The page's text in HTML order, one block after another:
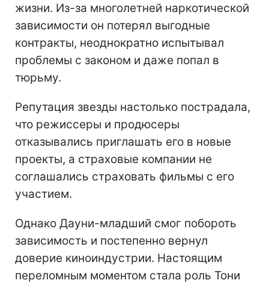
жизни. Из-за многолетней наркотической
зависимости он потерял выгодные
контракты, неоднократно испытывал
проблемы с законом и даже попал в
тюрьму.
Репутация звезды настолько пострадала,
что режиссеры и продюсеры
отказывались приглашать его в новые
проекты, а страховые компании не
соглашались страховать фильмы с его
участием.
Однако Дауни-младший смог побороть
зависимость и постепенно вернул
доверие киноиндустрии. Настоящим
переломным моментом стала роль Тони